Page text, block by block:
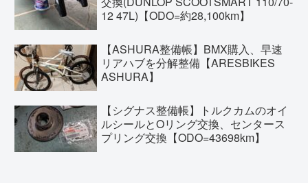
12 47L)【ODO=約28,100km】
【ASHURA整備帳】BMX購入、早速
リアハブを分解整備【ARESBIKES
ASHURA】
【シグナス整備帳】トルクカムのオイ
ルシールとOリング交換、センタース
プリング交換【ODO=43698km】